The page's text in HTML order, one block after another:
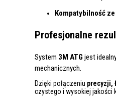
Kompatybilność
Profesjonalne
System 3M ATG jest
mechanicznych.
Dzięki połączeniu precyzji,
czystego i wysokiej jakości